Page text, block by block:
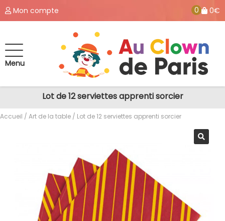
Mon compte 0 0€
Menu
Lot de 12 serviettes apprenti sorcier
Accueil / Art de la table / Lot de 12 serviettes apprenti sorcier